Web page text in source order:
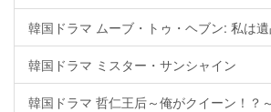
韓国ドラマ ムーブ・トゥ・ヘブン: 私は
韓国ドラマ ミスター・サンシャイン
韓国ドラマ 哲仁王后～俺がクイーン！？～